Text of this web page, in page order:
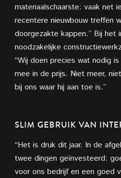
materiaalschaarste: vaak net
recentere nieuwbouw treffen
doorgezakte kappen.” Bij het
noodzakelijke
“Wij doen precies wat nodig
mee in de prijs. Niet meer,
bij ons waar hij aan toe is.”
SLIM GEBRUIK VAN
“Het is druk dit jaar. In de
twee dingen geïnvesteerd:
voor ons bedrijf en een goed